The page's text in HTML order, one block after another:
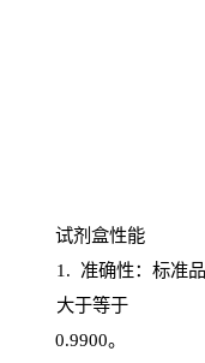
试剂盒性能
1 . 准确性：标准
大于等于
0.9900。